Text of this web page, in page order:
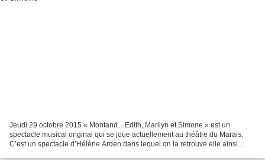
Jeudi 29 octobre 2015 « Montand…Edith, Marilyn et Simone » est un
spectacle musical original qui se joue actuellement au théâtre du Marais.
C’est un spectacle d’Hélène Arden dans lequel on la retrouve elle ainsi